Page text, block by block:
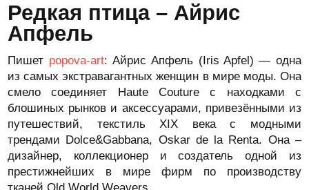
Редкая птица – Айрис
Апфель
Пишет popova-art: Айрис Апфель (Iris Apfel) — одна
из самых экстравагантных женщин в мире моды. Она
смело соединяет Haute Couture с находками с
блошиных рынков и аксессуарами, привезёнными из
путешествий, текстиль XIX века с модными
трендами Dolce&Gabbana, Oskar de la Renta. Она –
дизайнер, коллекционер и создатель одной из
престижнейших в мире фирм по производству